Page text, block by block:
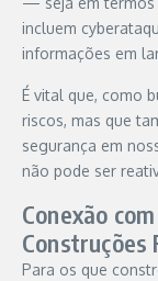
incluem
informações em
É vital que, como
riscos, mas que
segurança em
não pode ser
Conexão
Construções
Para os que